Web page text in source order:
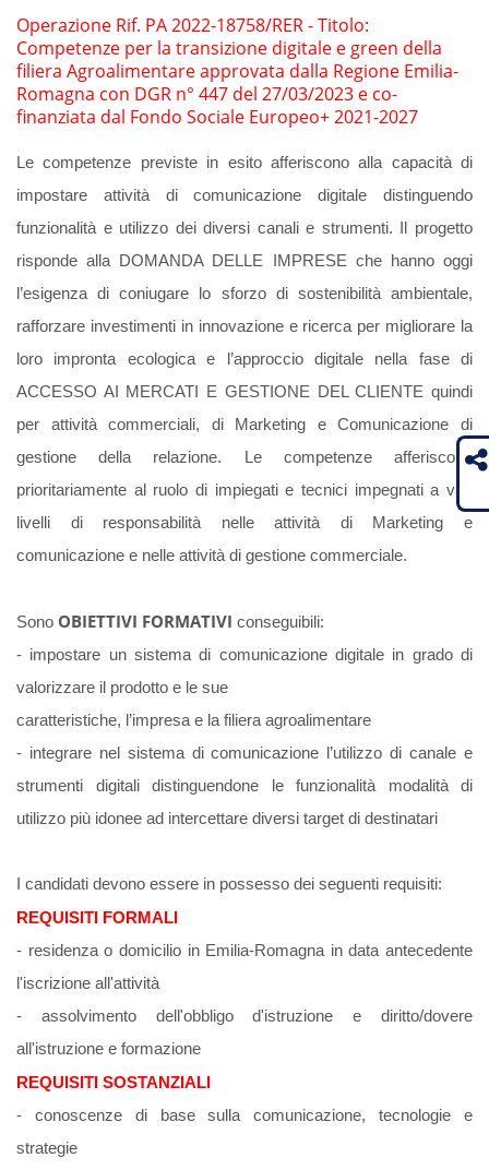
Operazione Rif. PA 2022-18758/RER - Titolo:
Competenze per la transizione digitale e green della
filiera Agroalimentare approvata dalla Regione Emilia-
Romagna con DGR n° 447 del 27/03/2023 e co-
finanziata dal Fondo Sociale Europeo+ 2021-2027
Le competenze previste in esito afferiscono alla capacità di
impostare attività di comunicazione digitale distinguendo
funzionalità e utilizzo dei diversi canali e strumenti. Il progetto
risponde alla DOMANDA DELLE IMPRESE che hanno oggi
l’esigenza di coniugare lo sforzo di sostenibilità ambientale,
rafforzare investimenti in innovazione e ricerca per migliorare la
loro impronta ecologica e l’approccio digitale nella fase di
ACCESSO AI MERCATI E GESTIONE DEL CLIENTE quindi
per attività commerciali, di Marketing e Comunicazione di
gestione della relazione. Le competenze afferiscono
prioritariamente al ruolo di impiegati e tecnici impegnati a vari
livelli di responsabilità nelle attività di Marketing e
comunicazione e nelle attività di gestione commerciale.
Sono OBIETTIVI FORMATIVI conseguibili:
- impostare un sistema di comunicazione digitale in grado di
valorizzare il prodotto e le sue
caratteristiche, l’impresa e la filiera agroalimentare
- integrare nel sistema di comunicazione l’utilizzo di canale e
strumenti digitali distinguendone le funzionalità modalità di
utilizzo più idonee ad intercettare diversi target di destinatari
I candidati devono essere in possesso dei seguenti requisiti:
REQUISITI FORMALI
- residenza o domicilio in Emilia-Romagna in data antecedente
l'iscrizione all'attività
- assolvimento dell'obbligo d'istruzione e diritto/dovere
all'istruzione e formazione
REQUISITI SOSTANZIALI
- conoscenze di base sulla comunicazione, tecnologie e
strategie